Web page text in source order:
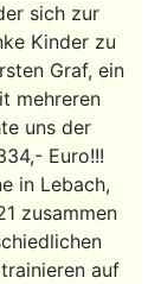
sich zur
Kinder zu
Graf, ein
mehreren
uns der
Euro!!!
in Lebach,
zusammen
auf